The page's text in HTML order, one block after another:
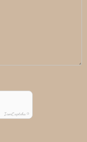
IconCaptcha ©